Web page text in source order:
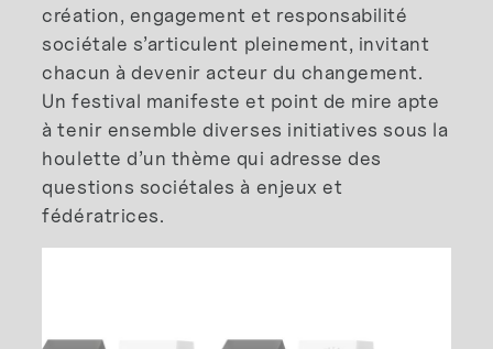
création, engagement et responsabilité
sociétale s’articulent pleinement, invitant
chacun à devenir acteur du changement.
Un festival manifeste et point de mire apte
à tenir ensemble diverses initiatives sous la
houlette d’un thème qui adresse des
questions sociétales à enjeux et
fédératrices.